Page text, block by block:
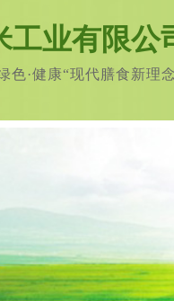
工业有限公
色·健康“现代膳食新理